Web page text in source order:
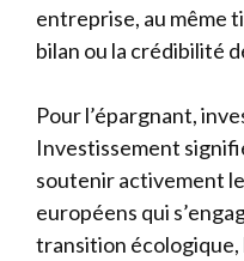
entreprise, au même
bilan ou la crédibilité
Pour l’épargnant,
Investissement
soutenir activement
européens qui
transition écologique,